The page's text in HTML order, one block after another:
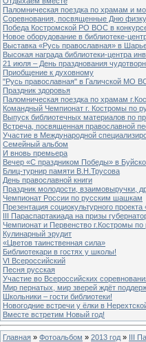
Паломническая поездка по храмам и
Соревнования, посвященные Дню
Победа Костромской РО ВОС в
Новое оборудование в библиотеке-
Выставка «Русь православная» в
Высокая награда библиотеки-центра
21 июля – День празднования
Приобщение к духовному
"Русь православная" в Галичской МО
Праздник здоровья
Паломническая поездка по храмам
Командный Чемпионат г. Костромы по
Выпуск библиотечных материалов по
Встреча, посвященная православной
Участие в Международной
Семейный альбом
И вновь премьера
Вечер «С праздником Победы» в
Блиц-турнир памяти В.Н.Трусова
День православной книги
Праздник молодости, взаимовыручки,
Чемпионат России по русским шашкам
Презентация социокультурного
III Параспартакиада на призы
Чемпионат и Первенство г.Костромы
Кулинарный эрудит
«Цветов таинственная сила»
Библиотекари в гостях у школы!
VI Всероссийский
Песня русская
Участие во Всероссийских
Мир пернатых, мир зверей ждёт
Школьники – гости библиотеки!
Новогодние встречи у ёлки в
Вместе встретим Новый год!
Главная » Фотоальбом » 2013 год » III